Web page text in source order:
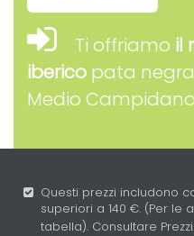
Ti offriamo il
iberico pata
Medio
Questi prezzi includono
superiori a 140 €. (Per le
tabella). Consultare Prezzi.